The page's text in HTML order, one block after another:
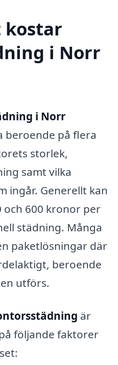
kostar
i Norr
i Norr
beroende på flera
storlek,
samt vilka
ingår. Generellt kan
och 600 kronor per
städning. Många
paketlösningar där
beroende
utförs.
är
följande faktorer